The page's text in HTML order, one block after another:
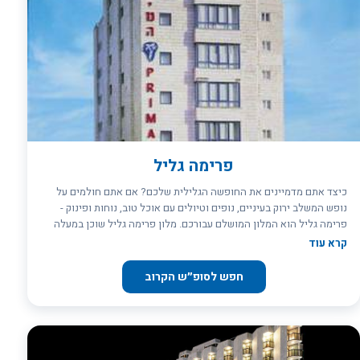
פרימה גליל
כיצד אתם מדמיינים את החופשה הגלילית שלכם? אם אתם חולמים על
נופש המשלב ירוק בעיניים, נופים וטיולים עם אוכל טוב, נוחות ופינוק -
פרימה גליל הוא המלון המושלם עבורכם. מלון פרימה גליל שוכן במעלה
ההר בטבריה, במרכז האתרים ההיסטוריים של העיר ומציע גישה נוחה
בגליל והרי הגולן. קונספט המלון בנוי ממאפייני הגליל, מבחינת עיצוב,
טעמים ואווירה. מיועד במיוחד למשפחות.
קרא עוד
חפש לסופ״ש הקרוב